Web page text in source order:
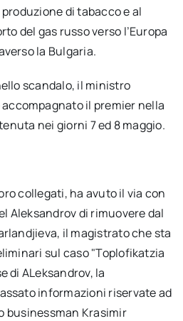
di tabacco e al
del gas russo verso l’Europa
la Bulgaria.
scandalo, il ministro
il premier nella
nei giorni 7 ed 8 maggio.
collegati, ha avuto il via con
Aleksandrov di rimuovere dal
il magistrato che sta
sul caso "Toplofikatzia
di ALeksandrov, la
informazioni riservate ad
businessman Krasimir